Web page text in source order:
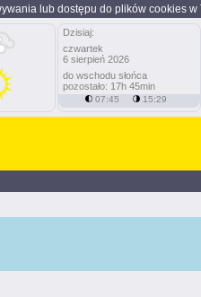
lub dostępu do plików cookies
Dzisiaj:
czwartek
6 sierpień 2026
do wschodu słońca
pozostało: 17h 45min
07:45 15:29